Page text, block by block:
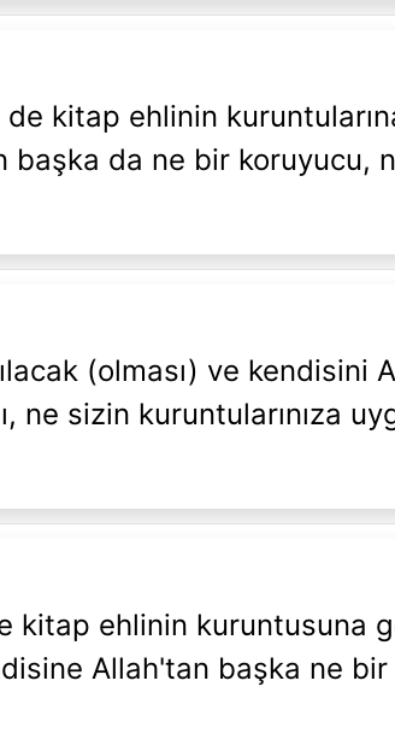
de kitap ehlinin
da ne bir koruyucu,
(olması) ve kendisini
ne sizin kuruntularınıza
kitap ehlinin kuruntusuna
Allah'tan başka ne